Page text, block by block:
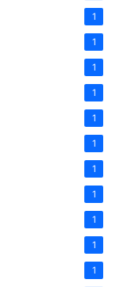
1
1
1
1
1
1
1
1
1
1
1